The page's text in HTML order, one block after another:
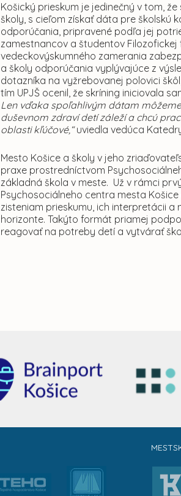
Košický prieskum je jedinečný v tom,
školy, s cieľom získať dáta pre školskú
odporúčania, pripravené podľa jej
zamestnancov a študentov
vedeckovýskumného zamerania
a školy odporúčania vyplývajúce z
dotazníka na vyžrebovanej polovici
tím UPJŠ ocenil, že skríning iniciovala
Len vďaka spoľahlivým dátam
duševnom zdraví detí záleží a chcú
oblasti kľúčové,“uviedla vedúca
Mesto Košice a školy v jeho
praxe prostredníctvom
základná škola v meste. Už v rámci
Psychosociálneho centra mesta
zisteniam prieskumu, ich interpretácii
horizonte. Takýto formát priamej
reagovať na potreby detí a vytvárať